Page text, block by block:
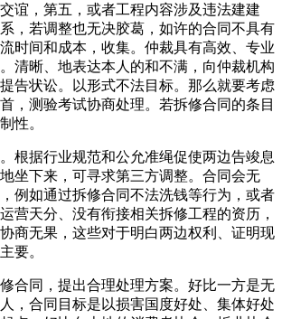
，第五，或者工程内容涉及违法建建
，若调整也无决胶葛，如许的合同不具有
时间和成本，收集。仲裁具有高效、专业
清晰、地表达本人的和不满，向仲裁机构
告状讼。以形式不法目标。那么就要考虑
，测验考试协商处理。若拆修合同的条目
性。
据行业规范和公允准绳促使两边告竣息
坐下来，可寻求第三方调整。合同会无
例如通过拆修合同不法洗钱等行为，或者
营天分、没有衔接相关拆修工程的资历，
商无果，这些对于明白两边权利、证明现
要。
同，提出合理处理方案。好比一方是无
，合同目标是以损害国度好处、集体好处